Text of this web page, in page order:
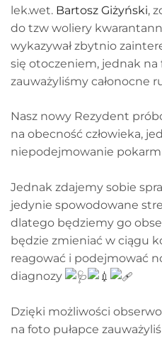
lek.wet. Bartosz Giżyński,
do tzw woliery
wykazywał zbytnio
się otoczeniem, jednak na
zauważyliśmy całonocne
Nasz nowy Rezydent
na obecność człowieka,
niepodejmowanie
Jednak zdajemy sobie
jedynie spowodowane
dlatego będziemy go
będzie zmieniać w ciągu
reagować i podejmować
diagnozy
Dzięki możliwości
na foto pułapce